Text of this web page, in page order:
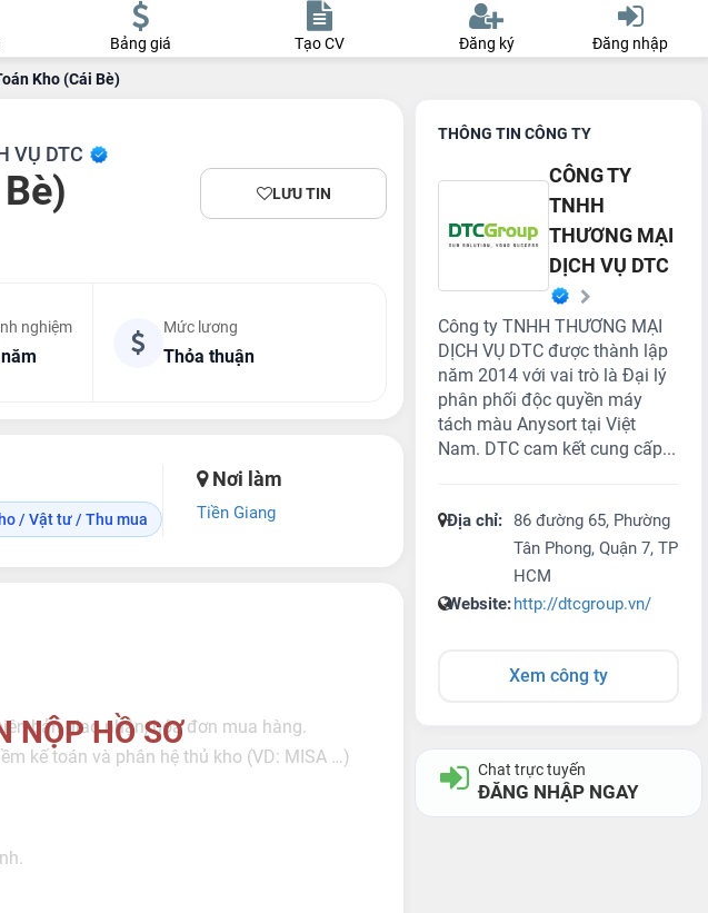
Bảng giá Tạo CV Đăng ký Đăng nhập
Kho (Cái Bè)
VỤ DTC
LƯU TIN
nghiệm Mức lương
Thỏa thuận
/ Vật tư / Thu mua
Nơi làm
Tiền Giang
NỘP HỒ SƠ
bản giao nhận, hóa đơn mua hàng.
kế toán và phân hệ thủ kho (VD: MISA …)
THÔNG TIN CÔNG TY
CÔNG TY
TNHH
THƯƠNG MẠI
DỊCH VỤ DTC
Công ty TNHH THƯƠNG MẠI
DỊCH VỤ DTC được thành lập
năm 2014 với vai trò là Đại lý
phân phối độc quyền máy
tách màu Anysort tại Việt
Nam. DTC cam kết cung cấp...
Địa chỉ:
86 đường 65, Phường
Tân Phong, Quận 7, TP
HCM
Website:http://dtcgroup.vn/
Xem công ty
Chat trực tuyến
ĐĂNG NHẬP NGAY